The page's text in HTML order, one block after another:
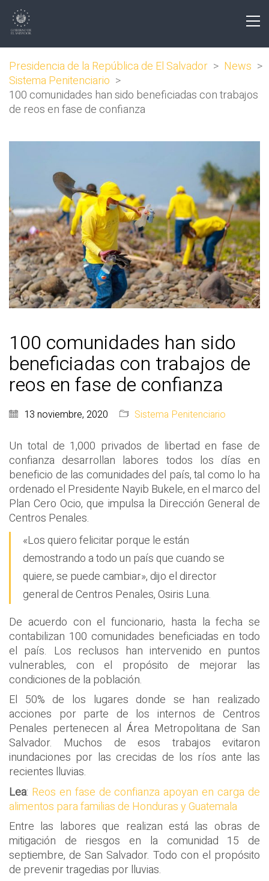
Presidencia de la República de El Salvador > News >
Sistema Penitenciario >
100 comunidades han sido beneficiadas con trabajos
de reos en fase de confianza
100 comunidades han sido
beneficiadas con trabajos de
reos en fase de confianza
13 noviembre, 2020 Sistema Penitenciario
Un total de 1,000 privados de libertad en fase de
confianza desarrollan labores todos los días en
beneficio de las comunidades del país, tal como lo ha
ordenado el Presidente Nayib Bukele, en el marco del
Plan Cero Ocio, que impulsa la Dirección General de
Centros Penales.
«Los quiero felicitar porque le están
demostrando a todo un país que cuando se
quiere, se puede cambiar», dijo el director
general de Centros Penales, Osiris Luna.
De acuerdo con el funcionario, hasta la fecha se
contabilizan 100 comunidades beneficiadas en todo
el país. Los reclusos han intervenido en puntos
vulnerables, con el propósito de mejorar las
condiciones de la población.
El 50% de los lugares donde se han realizado
acciones por parte de los internos de Centros
Penales pertenecen al Área Metropolitana de San
Salvador. Muchos de esos trabajos evitaron
inundaciones por las crecidas de los ríos ante las
recientes lluvias.
Lea: Reos en fase de confianza apoyan en carga de
alimentos para familias de Honduras y Guatemala
Entre las labores que realizan está las obras de
mitigación de riesgos en la comunidad 15 de
septiembre, de San Salvador. Todo con el propósito
de prevenir tragedias por lluvias.